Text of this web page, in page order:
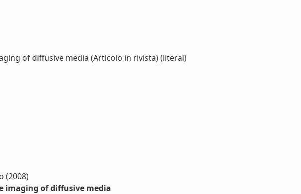
of diffusive media (Articolo in rivista) (literal)
(2008)
imaging of diffusive media